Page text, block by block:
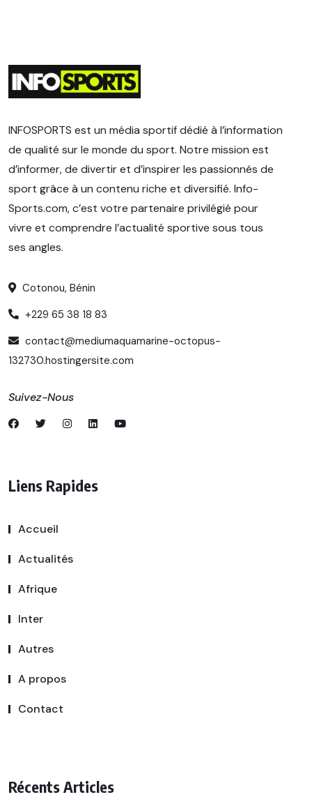
INFOSPORTS est un média sportif dédié à l’information
de qualité sur le monde du sport. Notre mission est
d’informer, de divertir et d’inspirer les passionnés de
sport grâce à un contenu riche et diversifié. Info-
Sports.com, c’est votre partenaire privilégié pour
vivre et comprendre l’actualité sportive sous tous
ses angles.
Cotonou, Bénin
+229 65 38 18 83
contact@mediumaquamarine-octopus-
132730.hostingersite.com
Suivez-Nous
Liens Rapides
Accueil
Actualités
Afrique
Inter
Autres
A propos
Contact
Récents Articles